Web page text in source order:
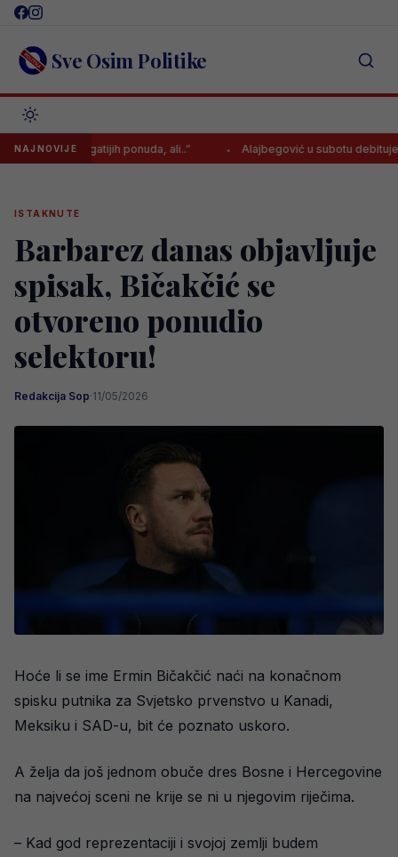
Skip
content Sve Osim Politike
NAJNOVIJE
i bogatijih ponuda, ali..” Alajbegović u subotu debituje za
ISTAKNUTE
Barbarez danas objavljuje
spisak, Bičakčić se
otvoreno ponudio
selektoru!
Redakcija Sop·11/05/2026
Hoće li se ime Ermin Bičakčić naći na konačnom
spisku putnika za Svjetsko prvenstvo u Kanadi,
Meksiku i SAD-u, bit će poznato uskoro.
A želja da još jednom obuče dres Bosne i Hercegovine
na najvećoj sceni ne krije se ni u njegovim riječima.
– Kad god reprezentaciji i svojoj zemlji budem